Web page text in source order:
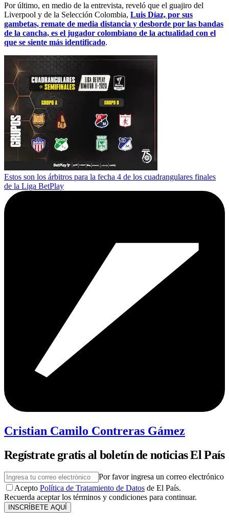
Por último, en medio de la entrevista, reveló que el guajiro del
Liverpool y de la Selección Colombia, Luis Díaz, por sus
gambetas, remate de media distancia y desborde por las bandas
de la cancha, es el jugador colombiano de la actualidad con el
que se siente más identificado.
Estos son los árbitros para la fecha 4 de los cuadrangulares finales
de la Liga BetPlay
Cristian Camilo Contreras Gámez
Regístrate gratis al boletín de noticias El País
Por favor ingresa un correo electrónico
Acepto Política de Tratamiento de Datos de El País.
Recuerda aceptar los términos y condiciones para continuar.
INSCRÍBETE AQUÍ